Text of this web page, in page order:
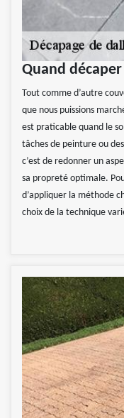
Quand
Tout comme d’autre
que nous puissions
est praticable quand le
tâches de peinture ou
c’est de redonner un
sa propreté optimale.
d’appliquer la méthode
choix de la technique